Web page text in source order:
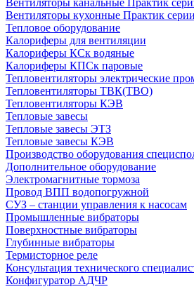
Вентиляторы канальные Практик
Вентиляторы кухонные Практик
Тепловое оборудование
Калориферы для вентиляции
Калориферы КСк водяные
Калориферы КПСк паровые
Тепловентиляторы электрические
Тепловентиляторы ТВК(ТВО)
Тепловентиляторы КЭВ
Тепловые завесы
Тепловые завесы ЭТЗ
Тепловые завесы КЭВ
Производство оборудования
Дополнительное оборудование
Электромагнитные тормоза
Провод ВПП водопогружной
СУЗ – станции управления к насосам
Промышленные вибраторы
Поверхностные вибраторы
Глубинные вибраторы
Термисторное реле
Консультация технического
Конфигуратор АДЧР